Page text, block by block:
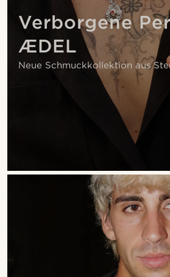
Verborgene
ÆDEL
Neue Schmuckkollektion aus